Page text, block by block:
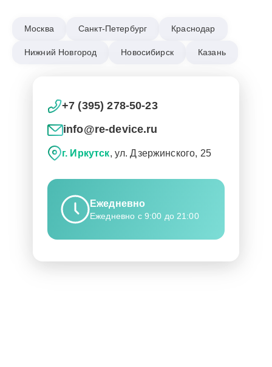
Москва Санкт-Петербург Краснодар
Нижний Новгород Новосибирск Казань
+7 (395) 278-50-23
info@re-device.ru
г. Иркутск, ул. Дзержинского, 25
Ежедневно
Ежедневно с 9:00 до 21:00